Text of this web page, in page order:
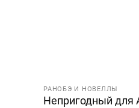
РАНОБЭ И НОВЕЛЛЫ
Непригодный